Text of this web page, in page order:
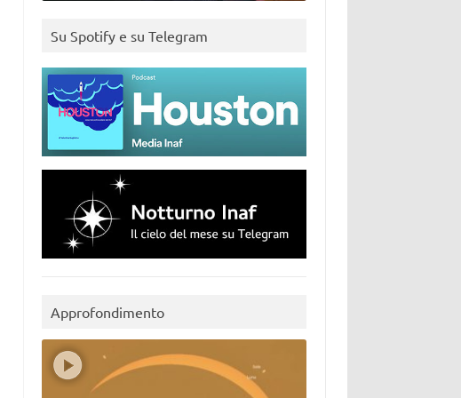
Su Spotify e su Telegram
Approfondimento